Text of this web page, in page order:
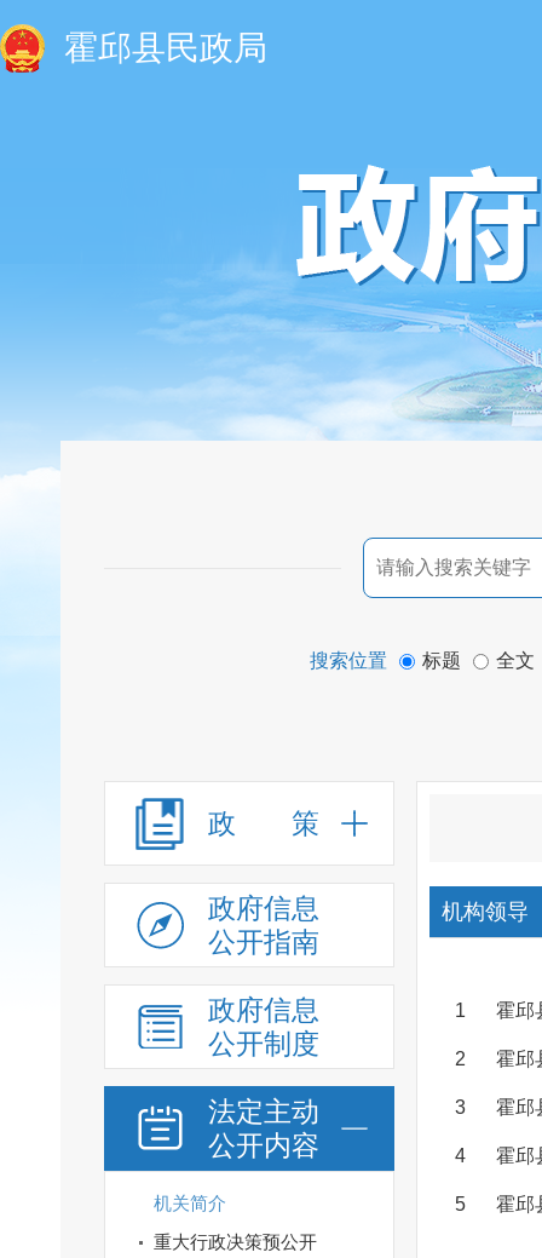
霍邱县民政局
搜索位置 标题 全文
政 策
政府信息
公开指南
政府信息
公开制度
法定主动
公开内容
机关简介
重大行政决策预公开
机构领导
1 霍邱
2 霍邱
3 霍邱
4 霍邱
5 霍邱